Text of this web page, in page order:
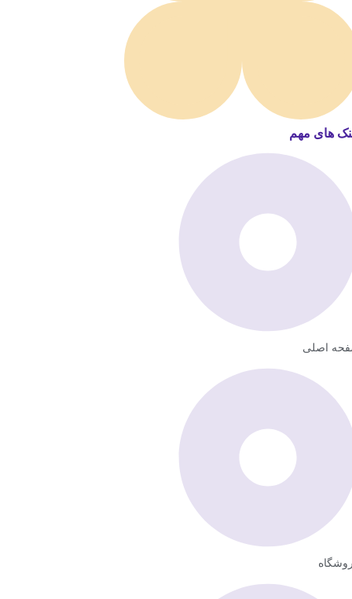
های مهم
اصلی